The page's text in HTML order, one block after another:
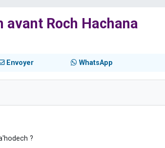
Roch Hachana
Envoyer WhatsApp
?